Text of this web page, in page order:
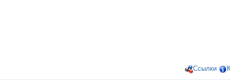
Ссылки